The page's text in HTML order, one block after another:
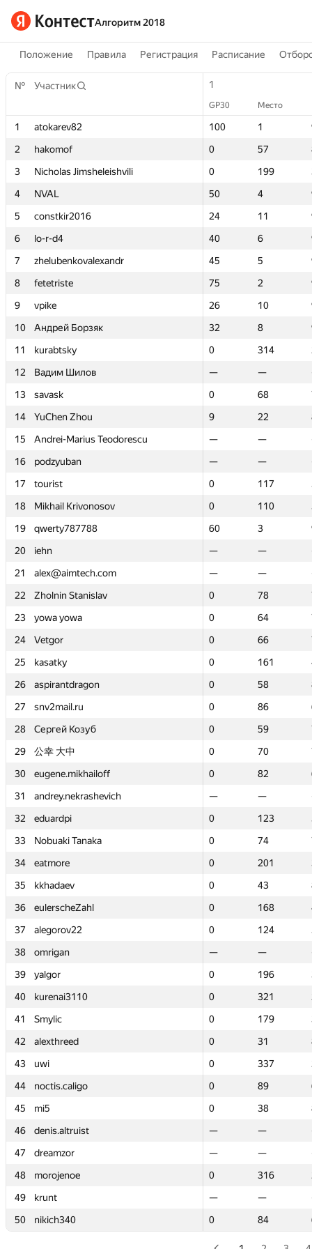
Алгоритм 2018
Положение Правила Регистрация Расписание
№ Участник 1
GP30 Место
1 atokarev82 100 1
2
hakomof 0 57
3
Nicholas Jimsheleishvili 0 199
4
NVAL 50 4
5
constkir2016 24 11
6
lo-r-d4 40 6
7
zhelubenkovalexandr 45 5
8
fetetriste 75 2
9
vpike 26 10
10
Андрей Борзяк 32 8
11
kurabtsky 0 314
12
Вадим Шилов — —
13
savask 0 68
14
YuChen Zhou 9 22
15
Andrei-Marius Teodorescu — —
16
podzyuban — —
17
tourist 0 117
18
Mikhail Krivonosov 0 110
19
qwerty787788 60 3
20
iehn — —
21
alex@aimtech.com — —
22
Zholnin Stanislav 0 78
23
yowa yowa 0 64
24
Vetgor 0 66
25
kasatky 0 161
26
aspirantdragon 0 58
27
snv2mail.ru 0 86
28
Сергей Козуб 0 59
29
公幸 大中 0 70
30
eugene.mikhailoff 0 82
31
andrey.nekrashevich — —
32
eduardpi 0 123
33
Nobuaki Tanaka 0 74
34
eatmore 0 201
35
kkhadaev 0 43
36
eulerscheZahl 0 168
37
alegorov22 0 124
38
omrigan — —
39
yalgor 0 196
40
kurenai3110 0 321
41
Smylic 0 179
42
alexthreed 0 31
43
uwi 0 337
44
noctis.caligo 0 89
45
mi5 0 38
46
denis.altruist — —
47
dreamzor — —
48
morojenoe 0 316
49
krunt — —
50
nikich340 0 84
№ Участник 1
GP30 Место
1 atokarev82 100 1
2
hakomof 0 57
3
Nicholas Jimsheleishvili 0 199
4
NVAL 50 4
5
constkir2016 24 11
6
lo-r-d4 40 6
7
zhelubenkovalexandr 45 5
8
fetetriste 75 2
9
vpike 26 10
10
Андрей Борзяк 32 8
11
kurabtsky 0 314
12
Вадим Шилов — —
13
savask 0 68
14
YuChen Zhou 9 22
15
Andrei-Marius Teodorescu — —
16
podzyuban — —
17
tourist 0 117
18
Mikhail Krivonosov 0 110
19
qwerty787788 60 3
20
iehn — —
21
alex@aimtech.com — —
22
Zholnin Stanislav 0 78
23
yowa yowa 0 64
24
Vetgor 0 66
25
kasatky 0 161
26
aspirantdragon 0 58
27
snv2mail.ru 0 86
28
Сергей Козуб 0 59
29
公幸 大中 0 70
30
eugene.mikhailoff 0 82
31
andrey.nekrashevich — —
32
eduardpi 0 123
33
Nobuaki Tanaka 0 74
34
eatmore 0 201
35
kkhadaev 0 43
36
eulerscheZahl 0 168
37
alegorov22 0 124
38
omrigan — —
39
yalgor 0 196
40
kurenai3110 0 321
41
Smylic 0 179
42
alexthreed 0 31
43
uwi 0 337
44
noctis.caligo 0 89
45
mi5 0 38
46
denis.altruist — —
47
dreamzor — —
48
morojenoe 0 316
49
krunt — —
50
nikich340 0 84